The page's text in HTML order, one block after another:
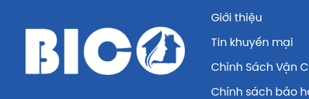
Giới thiệu
Tin khuyến mại
Chính Sách Vận
Chính sách bảo